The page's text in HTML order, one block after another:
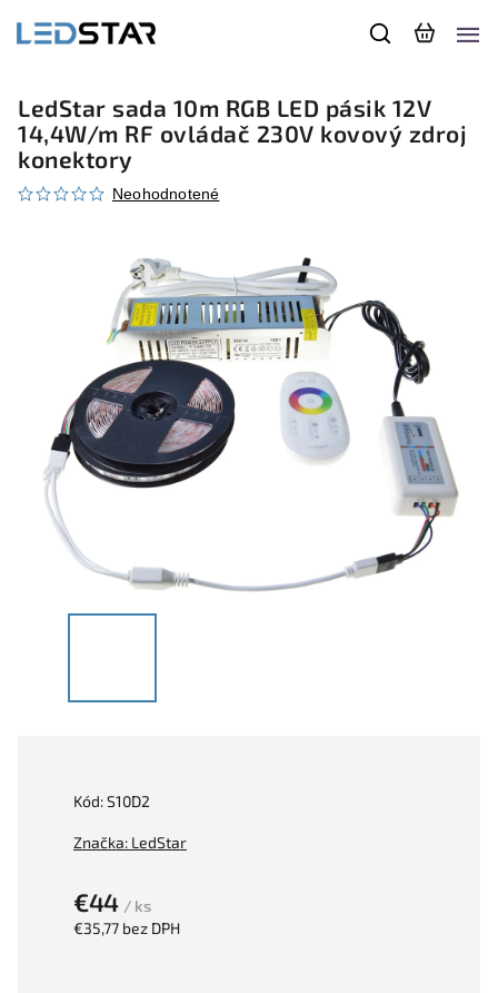
LedStar sada 10m RGB LED pásik 12V
14,4W/m RF ovládač 230V kovový zdroj
konektory
Neohodnotené
Kód:S10D2
Značka: LedStar
€44 / ks
€35,77 bez DPH